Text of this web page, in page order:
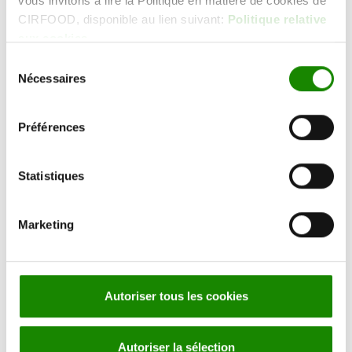
CIRFOOD, disponible au lien suivant: Politique relative
Nécessaires
Préférences
Statistiques
Marketing
Autoriser tous les cookies
Autoriser la sélection
respect des standards nationaux et
internationaux les plus stricts, tels que la Joint
Commission International (JCI).
Des solutions innovantes à votre service:
impactant profondément la qualité du service
services traditionnels de fraîcheur à chaud est
désormais complétée par des méthodes de
Chill». Par ailleurs, nos outils numériques
dédiés, accessibles via PC et mobile, offrent au
personnel et aux patients une visibilité sur la
chaîne d’approvisionnement, favorisent
l’éducation nutritionnelle et proposent des
options avancées de réservation de repas.